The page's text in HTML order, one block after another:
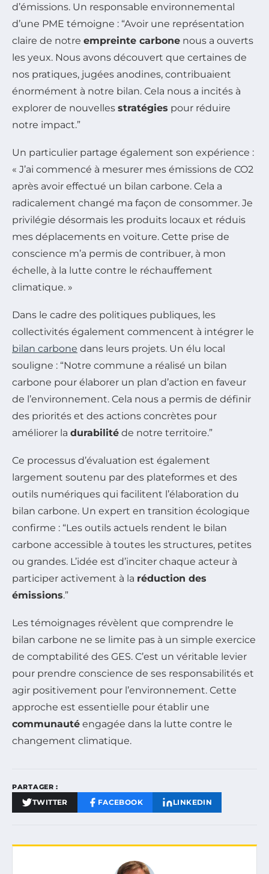
d’émissions. Un responsable environnemental
d’une PME témoigne : “Avoir une représentation
claire de notre empreinte carbone nous a ouverts
les yeux. Nous avons découvert que certaines de
nos pratiques, jugées anodines, contribuaient
énormément à notre bilan. Cela nous a incités à
explorer de nouvelles stratégies pour réduire
notre impact.”
Un particulier partage également son expérience :
« J’ai commencé à mesurer mes émissions de CO2
après avoir effectué un bilan carbone. Cela a
radicalement changé ma façon de consommer. Je
privilégie désormais les produits locaux et réduis
mes déplacements en voiture. Cette prise de
conscience m’a permis de contribuer, à mon
échelle, à la lutte contre le réchauffement
climatique. »
Dans le cadre des politiques publiques, les
collectivités également commencent à intégrer le
bilan carbone dans leurs projets. Un élu local
souligne : “Notre commune a réalisé un bilan
carbone pour élaborer un plan d’action en faveur
de l’environnement. Cela nous a permis de définir
des priorités et des actions concrètes pour
améliorer la durabilité de notre territoire.”
Ce processus d’évaluation est également
largement soutenu par des plateformes et des
outils numériques qui facilitent l’élaboration du
bilan carbone. Un expert en transition écologique
confirme : “Les outils actuels rendent le bilan
carbone accessible à toutes les structures, petites
ou grandes. L’idée est d’inciter chaque acteur à
participer activement à la réduction des
émissions.”
Les témoignages révèlent que comprendre le
bilan carbone ne se limite pas à un simple exercice
de comptabilité des GES. C’est un véritable levier
pour prendre conscience de ses responsabilités et
agir positivement pour l’environnement. Cette
approche est essentielle pour établir une
communauté engagée dans la lutte contre le
changement climatique.
PARTAGER :
TWITTER FACEBOOK LINKEDIN